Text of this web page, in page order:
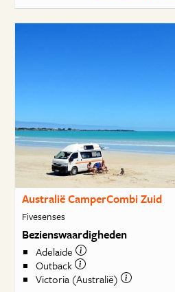
Australië CamperCombi Zuid
Fivesenses
Bezienswaardigheden
Adelaide
Outback
Victoria (Australië)